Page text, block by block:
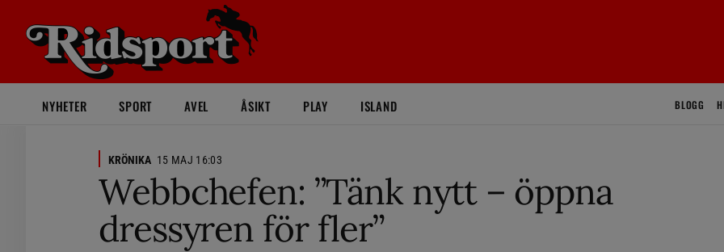
NYHETER SPORT AVEL ÅSIKT PLAY ISLAND BLOGG
KRÖNIKA 15 MAJ 16:03
Webbchefen: ”Tänk nytt – öppna
dressyren för fler”